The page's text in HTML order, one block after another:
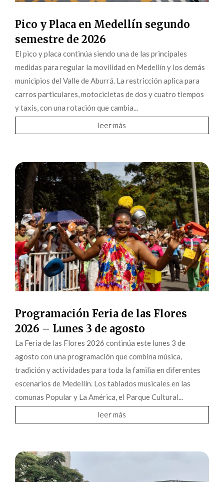
Pico y Placa en Medellín segundo
semestre de 2026
El pico y placa continúa siendo una de las principales
medidas para regular la movilidad en Medellín y los demás
municipios del Valle de Aburrá. La restricción aplica para
carros particulares, motocicletas de dos y cuatro tiempos
y taxis, con una rotación que cambia...
leer más
Programación Feria de las Flores
2026 – Lunes 3 de agosto
La Feria de las Flores 2026 continúa este lunes 3 de
agosto con una programación que combina música,
tradición y actividades para toda la familia en diferentes
escenarios de Medellín. Los tablados musicales en las
comunas Popular y La América, el Parque Cultural...
leer más